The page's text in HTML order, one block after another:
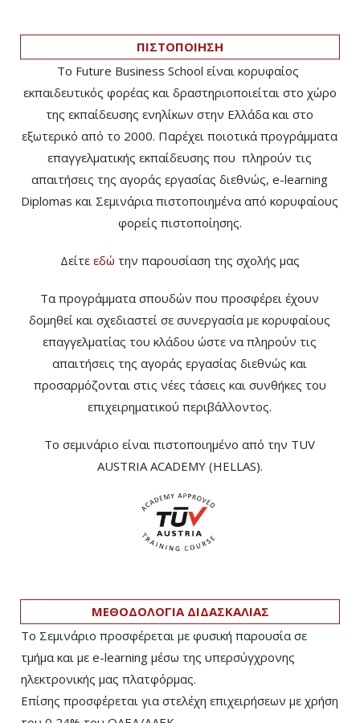
ΠΙΣΤΟΠΟΙΗΣΗ
Το Future Business School είναι κορυφαίος
εκπαιδευτικός φορέας και δραστηριοποιείται στο χώρο
της εκπαίδευσης ενηλίκων στην Ελλάδα και στο
εξωτερικό από το 2000. Παρέχει ποιοτικά προγράμματα
επαγγελματικής εκπαίδευσης που πληρούν τις
απαιτήσεις της αγοράς εργασίας διεθνώς, e-learning
Diplomas και Σεμινάρια πιστοποιημένα από κορυφαίους
φορείς πιστοποίησης.
Δείτε εδώ την παρουσίαση της σχολής μας
Τα προγράμματα σπουδών που προσφέρει έχουν
δομηθεί και σχεδιαστεί σε συνεργασία με κορυφαίους
επαγγελματίας του κλάδου ώστε να πληρούν τις
απαιτήσεις της αγοράς εργασίας διεθνώς και
προσαρμόζονται στις νέες τάσεις και συνθήκες του
επιχειρηματικού περιβάλλοντος.
Το σεμινάριο είναι πιστοποιημένο από την TUV
AUSTRIA ACADEMY (HELLAS).
ΜΕΘΟΔΟΛΟΓΙΑ ΔΙΔΑΣΚΑΛΙΑΣ
Το Σεμινάριο προσφέρεται με φυσική παρουσία σε
τμήμα και με e-learning μέσω της υπερσύγχρονης
ηλεκτρονικής μας πλατφόρμας.
Επίσης προσφέρεται για στελέχη επιχειρήσεων με χρήση